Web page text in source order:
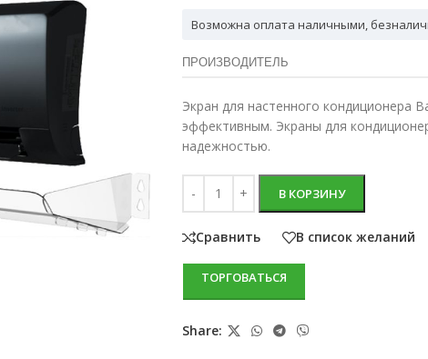
Возможна оплата наличными,
ПРОИЗВОДИТЕЛЬ
Экран для настенного кондиционера
эффективным. Экраны для
надежностью.
В КОРЗИНУ
Сравнить В список желаний
ТОРГОВАТЬСЯ
Share: